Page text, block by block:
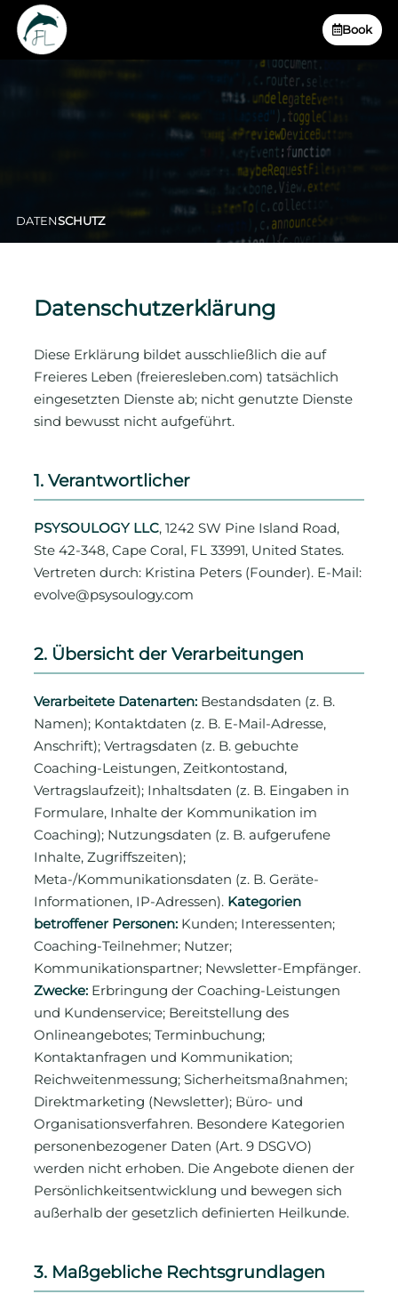
Book
DATENSCHUTZ
Datenschutzerklärung
Diese Erklärung bildet ausschließlich die auf
Freieres Leben (freieresleben.com) tatsächlich
eingesetzten Dienste ab; nicht genutzte Dienste
sind bewusst nicht aufgeführt.
1. Verantwortlicher
PSYSOULOGY LLC, 1242 SW Pine Island Road,
Ste 42-348, Cape Coral, FL 33991, United States.
Vertreten durch: Kristina Peters (Founder). E-Mail:
evolve@psysoulogy.com
2. Übersicht der Verarbeitungen
Verarbeitete Datenarten: Bestandsdaten (z. B.
Namen); Kontaktdaten (z. B. E-Mail-Adresse,
Anschrift); Vertragsdaten (z. B. gebuchte
Coaching-Leistungen, Zeitkontostand,
Vertragslaufzeit); Inhaltsdaten (z. B. Eingaben in
Formulare, Inhalte der Kommunikation im
Coaching); Nutzungsdaten (z. B. aufgerufene
Inhalte, Zugriffszeiten);
Meta-/Kommunikationsdaten (z. B. Geräte-
Informationen, IP-Adressen). Kategorien
betroffener Personen: Kunden; Interessenten;
Coaching-Teilnehmer; Nutzer;
Kommunikationspartner; Newsletter-Empfänger.
Zwecke: Erbringung der Coaching-Leistungen
und Kundenservice; Bereitstellung des
Onlineangebotes; Terminbuchung;
Kontaktanfragen und Kommunikation;
Reichweitenmessung; Sicherheitsmaßnahmen;
Direktmarketing (Newsletter); Büro- und
Organisationsverfahren. Besondere Kategorien
personenbezogener Daten (Art. 9 DSGVO)
werden nicht erhoben. Die Angebote dienen der
Persönlichkeitsentwicklung und bewegen sich
außerhalb der gesetzlich definierten Heilkunde.
3. Maßgebliche Rechtsgrundlagen